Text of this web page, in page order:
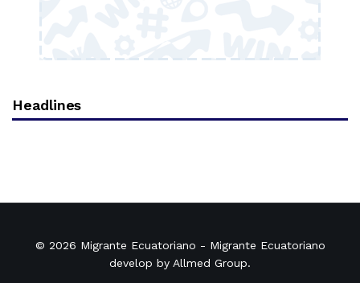
Headlines
© 2026 Migrante Ecuatoriano - Migrante Ecuatoriano
develop by Allmed Group.